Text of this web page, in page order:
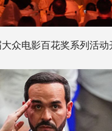
大众电影百花奖系列活动